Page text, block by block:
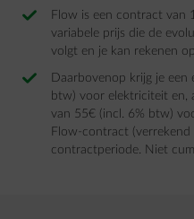
Flow is een contract van
variabele prijs die de
volgt en je kan rekenen
Daarbovenop krijg je een
btw) voor elektriciteit en,
van 55€ (incl. 6% btw)
Flow-contract
contractperiode. Niet